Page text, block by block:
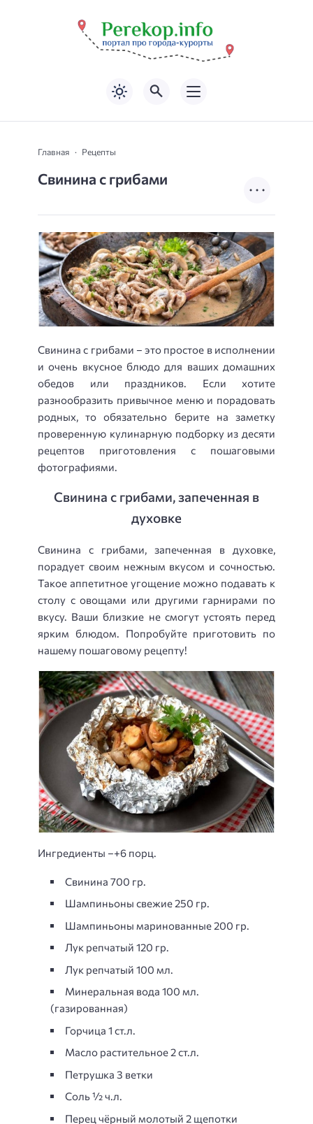
Главная Рецепты
Свинина с грибами
Свинина с грибами – это простое в исполнении
и очень вкусное блюдо для ваших домашних
обедов или праздников. Если хотите
разнообразить привычное меню и порадовать
родных, то обязательно берите на заметку
проверенную кулинарную подборку из десяти
рецептов приготовления с пошаговыми
фотографиями.
Свинина с грибами, запеченная в
духовке
Свинина с грибами, запеченная в духовке,
порадует своим нежным вкусом и сочностью.
Такое аппетитное угощение можно подавать к
столу с овощами или другими гарнирами по
вкусу. Ваши близкие не смогут устоять перед
ярким блюдом. Попробуйте приготовить по
нашему пошаговому рецепту!
Ингредиенты –+6 порц.
Свинина 700 гр.
Шампиньоны свежие 250 гр.
Шампиньоны маринованные 200 гр.
Лук репчатый 120 гр.
Лук репчатый 100 мл.
Минеральная вода 100 мл.
(газированная)
Горчица 1 ст.л.
Масло растительное 2 ст.л.
Петрушка 3 ветки
Соль ½ ч.л.
Перец чёрный молотый 2 щепотки